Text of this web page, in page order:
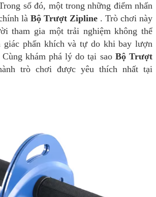
số đó, một trong những điểm nhấn
là Bộ Trượt Zipline . Trò chơi này
tham gia một trải nghiệm không thể
giác phấn khích và tự do khi bay lượn
khám phá lý do tại sao Bộ Trượt
trò chơi được yêu thích nhất tại